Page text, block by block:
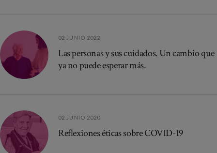
02 JUNIO 2022
Las personas y sus cuidados. Un cambio que
ya no puede esperar más.
02 JUNIO 2020
Reflexiones éticas sobre COVID-19